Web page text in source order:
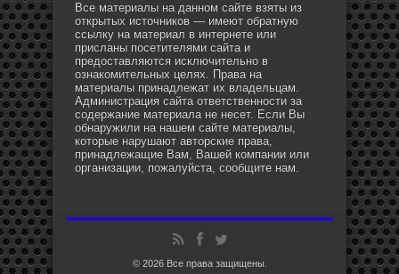
Все материалы на данном сайте взяты из
открытых источников — имеют обратную
ссылку на материал в интернете или
присланы посетителями сайта и
предоставляются исключительно в
ознакомительных целях. Права на
материалы принадлежат их владельцам.
Администрация сайта ответственности за
содержание материала не несет. Если Вы
обнаружили на нашем сайте материалы,
которые нарушают авторские права,
принадлежащие Вам, Вашей компании или
организации, пожалуйста, сообщите нам.
© 2026 Все права защищены.